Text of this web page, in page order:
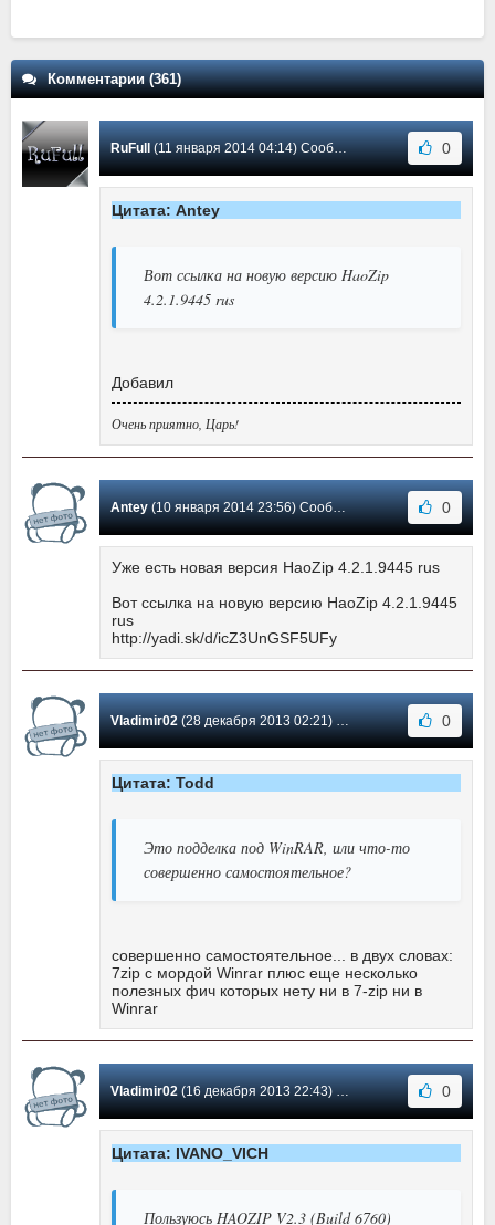
Комментарии (361)
RuFull (11 января 2014 04:14) Сообщение #190 0
Цитата: Antey
Вот ссылка на новую версию HaoZip
4.2.1.9445 rus
Добавил
Очень приятно, Царь!
Antey(10 января 2014 23:56) Сообщение #189 0
Уже есть новая версия HaoZip 4.2.1.9445 rus
Вот ссылка на новую версию HaoZip 4.2.1.9445
rus
http://yadi.sk/d/icZ3UnGSF5UFy
Vladimir02(28 декабря 2013 02:21) Сообщение #188 0
Цитата: Todd
Это подделка под WinRAR, или что-то
совершенно самостоятельное?
совершенно самостоятельное... в двух словах:
7zip с мордой Winrar плюс еще несколько
полезных фич которых нету ни в 7-zip ни в
Winrar
Vladimir02(16 декабря 2013 22:43) Сообщение #187 0
Цитата: IVANO_VICH
Пользуюсь HAOZIP V2.3 (Build 6760)